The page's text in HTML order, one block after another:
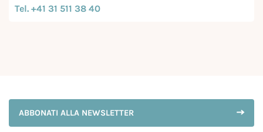
Tel. +41 31 511 38 40
ABBONATI ALLA NEWSLETTER